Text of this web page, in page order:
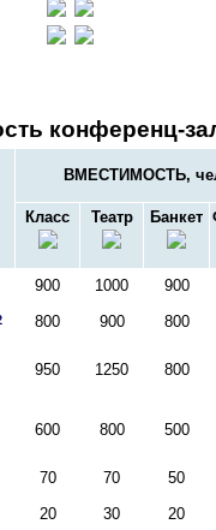
конференц-
ВМЕСТИМОСТЬ,
Класс Театр Банкет
900 1000 900
800 900 800
950 1250 800
600 800 500
70 70 50
20 30 20